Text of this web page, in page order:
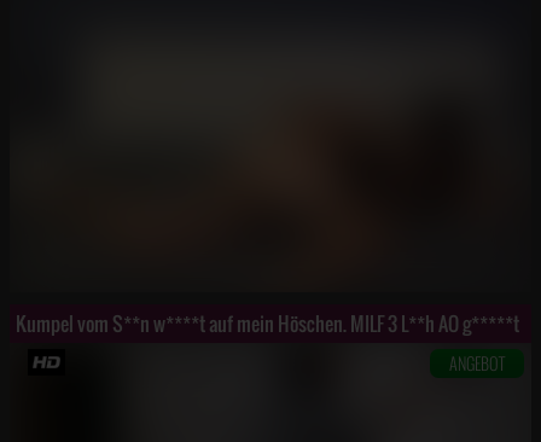
Kumpel vom S**n w****t auf mein Höschen. MILF 3 L**h AO g*****t
ANGEBOT